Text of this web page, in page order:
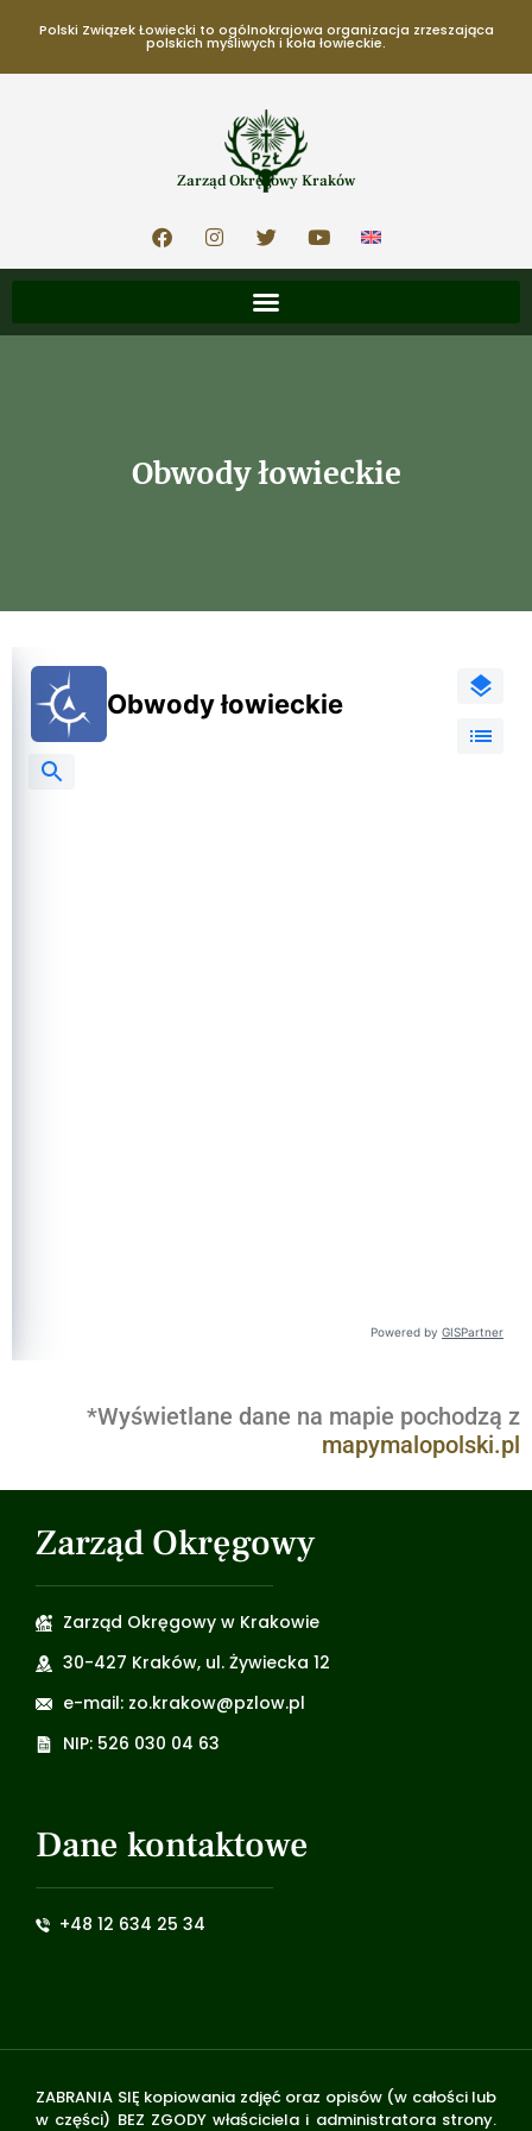
Polski Związek Łowiecki to ogólnokrajowa organizacja zrzeszająca
polskich myśliwych i koła łowieckie.
Zarząd Okręgowy Kraków
Obwody łowieckie
*Wyświetlane dane na mapie pochodzą z
mapymalopolski.pl
Zarząd Okręgowy
Zarząd Okręgowy w Krakowie
30-427 Kraków, ul. Żywiecka 12
e-mail: zo.krakow@pzlow.pl
NIP: 526 030 04 63
Dane kontaktowe
+48 12 634 25 34
ZABRANIA SIĘ kopiowania zdjęć oraz opisów (w całości lub
w części) BEZ ZGODY właściciela i administratora strony.